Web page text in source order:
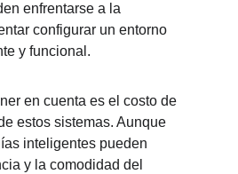
enfrentarse a la
configurar un entorno
y funcional.
en cuenta es el costo de
estos sistemas. Aunque
inteligentes pueden
y la comodidad del